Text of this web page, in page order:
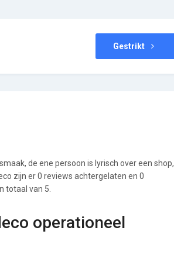
Gestrikt
de ene persoon is lyrisch over een shop,
zijn er 0 reviews achtergelaten en 0
totaal van 5.
operationeel